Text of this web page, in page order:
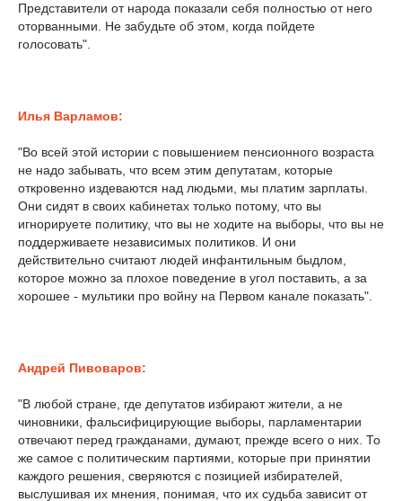
Представители от народа показали себя полностью от него
оторванными. Не забудьте об этом, когда пойдете
голосовать".
Илья Варламов:
"Во всей этой истории с повышением пенсионного возраста
не надо забывать, что всем этим депутатам, которые
откровенно издеваются над людьми, мы платим зарплаты.
Они сидят в своих кабинетах только потому, что вы
игнорируете политику, что вы не ходите на выборы, что вы не
поддерживаете независимых политиков. И они
действительно считают людей инфантильным быдлом,
которое можно за плохое поведение в угол поставить, а за
хорошее - мультики про войну на Первом канале показать".
Андрей Пивоваров:
"В любой стране, где депутатов избирают жители, а не
чиновники, фальсифицирующие выборы, парламентарии
отвечают перед гражданами, думают, прежде всего о них. То
же самое с политическим партиями, которые при принятии
каждого решения, сверяются с позицией избирателей,
выслушивая их мнения, понимая, что их судьба зависит от